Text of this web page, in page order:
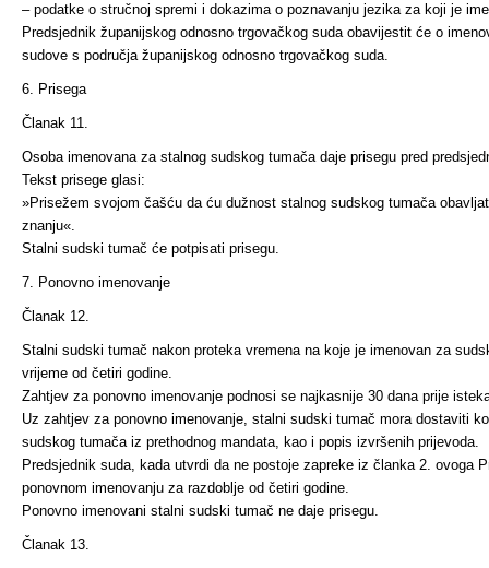
– podatke o stručnoj spremi i dokazima o poznavanju jezika za koji je
Predsjednik županijskog odnosno trgovačkog suda obavijestit će o
sudove s područja županijskog odnosno trgovačkog suda.
6. Prisega
Članak 11.
Osoba imenovana za stalnog sudskog tumača daje prisegu pred
Tekst prisege glasi:
»Prisežem svojom čašću da ću dužnost stalnog sudskog tumača
znanju«.
Stalni sudski tumač će potpisati prisegu.
7. Ponovno imenovanje
Članak 12.
Stalni sudski tumač nakon proteka vremena na koje je imenovan za
vrijeme od četiri godine.
Zahtjev za ponovno imenovanje podnosi se najkasnije 30 dana prije
Uz zahtjev za ponovno imenovanje, stalni sudski tumač mora dostaviti
sudskog tumača iz prethodnog mandata, kao i popis izvršenih prijevoda.
Predsjednik suda, kada utvrdi da ne postoje zapreke iz članka 2. ovoga
ponovnom imenovanju za razdoblje od četiri godine.
Ponovno imenovani stalni sudski tumač ne daje prisegu.
Članak 13.